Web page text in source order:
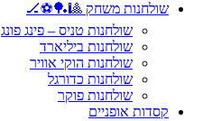
שולחנות משחק 🎱🏓⚽🏒
שולחנות טניס – פינג פונג
שולחנות ביליארד
שולחנות הוקי אוויר
שולחנות כדורגל
שולחנות פוקר
קסדות אופניים